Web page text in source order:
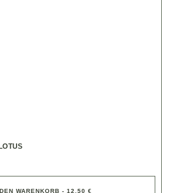
WARENKORB - 12,50 €